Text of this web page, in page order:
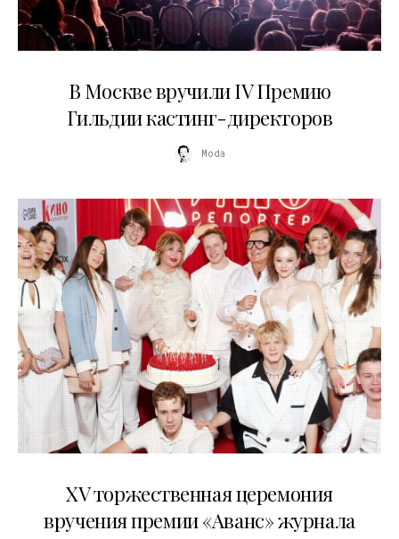
В Москве вручили IV Премию
Гильдии кастинг-директоров
Moda
XV торжественная церемония
вручения премии «Аванс» журнала